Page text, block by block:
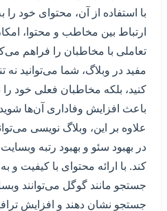
با استفاده از آن، محتوای خود را
ارتباط بین مخاطب و محتوا،
تعاملی با مخاطبان را فراهم
مفید در وبلاگ، شما می‌توانید
کنید، بلکه مخاطبان فعلی خود
باعث افزایش وفاداری آن‌ها
علاوه بر این، وبلاگ نویسی
در بهبود سئو و بهبود رتبه
کند. با ارائه محتوای با کیفیت و
جستجو مانند گوگل می‌توانند
جستجو نشان دهند و افزایش